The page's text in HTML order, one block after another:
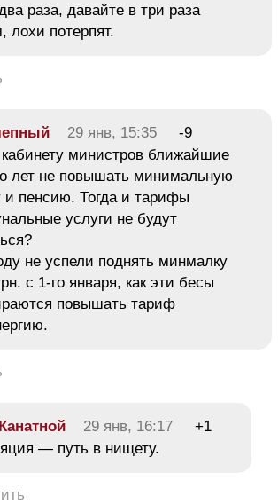
раза, давайте в три раза
лохи потерпят.
29 янв, 15:35
-9
министров ближайшие
лет не повышать минимальную
и пенсию. Тогда и тарифы
услуги не будут
не успели поднять минмалку
с 1-го января, как эти бесы
повышать тариф
29 янв, 16:17
+1
— путь в нищету.